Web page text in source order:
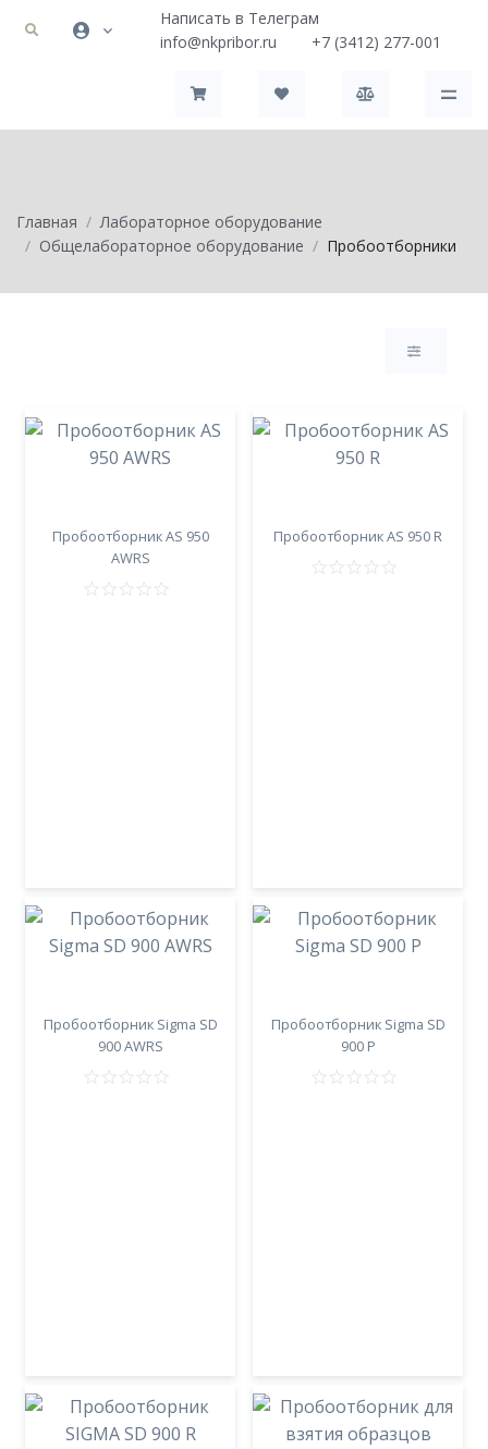
Написать в Телеграм
info@nkpribor.ru
+7 (3412) 277-001
Главная
Лабораторное оборудование
Общелабораторное оборудование
Пробоотборники
Пробоотборник AS 950
AWRS
Пробоотборник AS 950 R
Пробоотборник Sigma SD
900 AWRS
Пробоотборник Sigma SD
900 P